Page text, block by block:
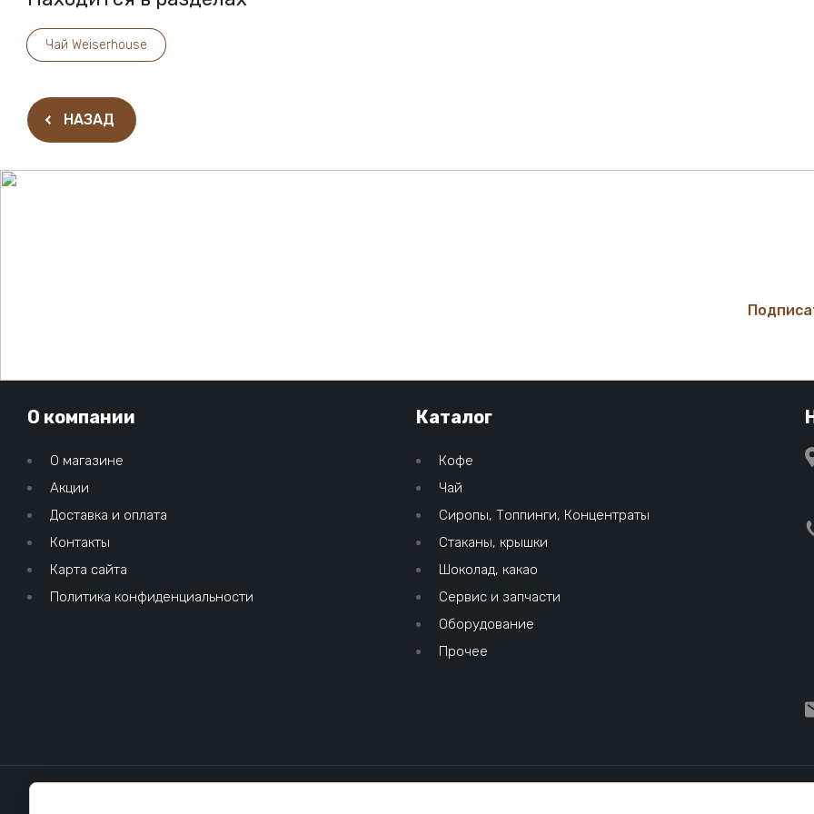
Чай Weiserhouse
НАЗАД
О компании
О магазине
Акции
Доставка и оплата
Контакты
Карта сайта
Политика конфиденциальности
Каталог
Кофе
Чай
Сиропы, Топпинги, Концентраты
Стаканы, крышки
Шоколад, какао
Сервис и запчасти
Оборудование
Прочее